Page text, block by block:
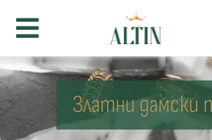
Златни дамски